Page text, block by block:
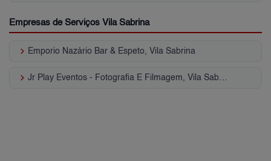
Empresas de Serviços Vila Sabrina
keyboard_arrow_right Emporio Nazário Bar & Espeto, Vila Sabrina
keyboard_arrow_right